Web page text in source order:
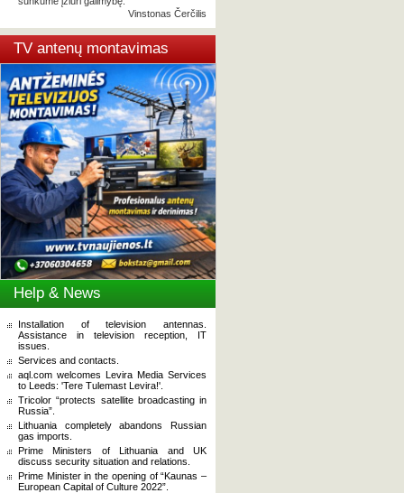
Vinstonas Čerčilis
TV antenų montavimas
Help & News
Installation of television antennas.
Assistance in television reception, IT
issues.
Services and contacts.
aql.com welcomes Levira Media Services
to Leeds: 'Tere Tulemast Levira!'.
Tricolor “protects satellite broadcasting in
Russia”.
Lithuania completely abandons Russian
gas imports.
Prime Ministers of Lithuania and UK
discuss security situation and relations.
Prime Minister in the opening of “Kaunas –
European Capital of Culture 2022”.